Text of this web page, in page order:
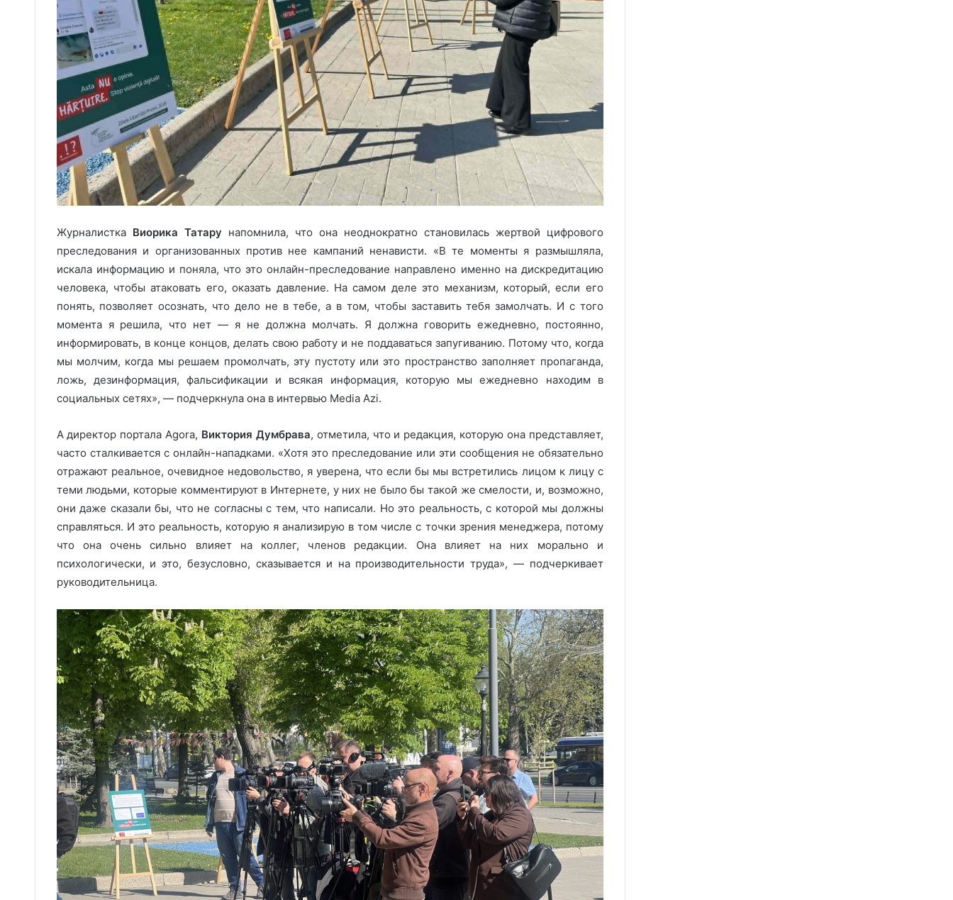
Журналистка Виорика Татару напомнила, что она неоднократно становилась жертвой цифрового
преследования и организованных против нее кампаний ненависти. «В те моменты я размышляла,
искала информацию и поняла, что это онлайн-преследование направлено именно на дискредитацию
человека, чтобы атаковать его, оказать давление. На самом деле это механизм, который, если его
понять, позволяет осознать, что дело не в тебе, а в том, чтобы заставить тебя замолчать. И с того
момента я решила, что нет — я не должна молчать. Я должна говорить ежедневно, постоянно,
информировать, в конце концов, делать свою работу и не поддаваться запугиванию. Потому что, когда
мы молчим, когда мы решаем промолчать, эту пустоту или это пространство заполняет пропаганда,
ложь, дезинформация, фальсификации и всякая информация, которую мы ежедневно находим в
социальных сетях», — подчеркнула она в интервью Media Azi.
А директор портала Agora, Виктория Думбрава, отметила, что и редакция, которую она представляет,
часто сталкивается с онлайн-нападками. «Хотя это преследование или эти сообщения не обязательно
отражают реальное, очевидное недовольство, я уверена, что если бы мы встретились лицом к лицу с
теми людьми, которые комментируют в Интернете, у них не было бы такой же смелости, и, возможно,
они даже сказали бы, что не согласны с тем, что написали. Но это реальность, с которой мы должны
справляться. И это реальность, которую я анализирую в том числе с точки зрения менеджера, потому
что она очень сильно влияет на коллег, членов редакции. Она влияет на них морально и
психологически, и это, безусловно, сказывается и на производительности труда», — подчеркивает
руководительница.